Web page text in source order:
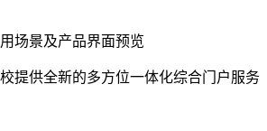
场景及产品界面预览
提供全新的多方位一体化综合门户服务